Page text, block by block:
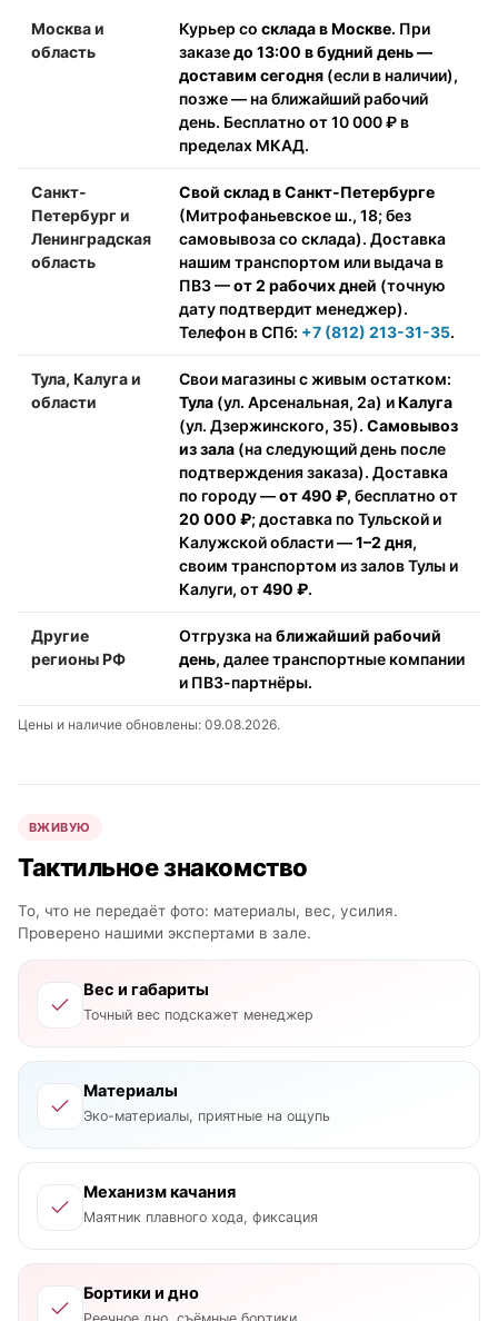
Москва и
область
Курьер со склада в Москве. При
заказедо 13:00 в будний день —
доставим сегодня (если в наличии),
позже — на ближайший рабочий
день. Бесплатно от 10 000 ₽ в
пределах МКАД.
Санкт-
Петербург и
Ленинградская
область
Свой склад в Санкт-Петербурге
(Митрофаньевское ш., 18; без
самовывоза со склада). Доставка
нашим транспортом или выдача в
ПВЗ —от 2 рабочих дней (точную
дату подтвердит менеджер).
Телефон в СПб: +7 (812) 213-31-35.
Тула, Калуга и
области
Свои магазины с живым остатком:
Тула (ул. Арсенальная, 2а) иКалуга
(ул. Дзержинского, 35). Самовывоз
из зала (на следующий день после
подтверждения заказа). Доставка
по городу —от 490 ₽, бесплатно от
20 000 ₽; доставка по Тульской и
Калужской области —1–2 дня,
своим транспортом из залов Тулы и
Калуги, от490 ₽.
Другие
регионы РФ
Отгрузка наближайший рабочий
день, далее транспортные компании
и ПВЗ-партнёры.
Цены и наличие обновлены: 09.08.2026.
ВЖИВУЮ
Тактильное знакомство
То, что не передаёт фото: материалы, вес, усилия.
Проверено нашими экспертами в зале.
Вес и габариты
Точный вес подскажет менеджер
Материалы
Эко-материалы, приятные на ощупь
Механизм качания
Маятник плавного хода, фиксация
Бортики и дно